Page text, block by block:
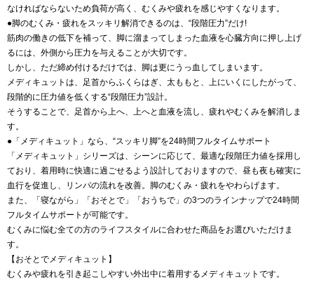
なければならないため負荷が高く、むくみや疲れを感じやすくなります。
●脚のむくみ・疲れをスッキリ解消できるのは、“段階圧力”だけ!
筋肉の働きの低下を補って、脚に溜まってしまった血液を心臓方向に押し上げ
るには、外側から圧力を与えることが大切です。
しかし、ただ締め付けるだけでは、脚は更にうっ血してしまいます。
メディキュットは、足首からふくらはぎ、太ももと、上にいくにしたがって、
段階的に圧力値を低くする“段階圧力”設計。
そうすることで、足首から上へ、上へと血液を流し、疲れやむくみを解消しま
す。
●「メディキュット」なら、“スッキリ脚”を24時間フルタイムサポート
「メディキュット」シリーズは、シーンに応じて、最適な段階圧力値を採用し
ており、着用時に快適に過ごせるよう設計しておりますので、昼も夜も確実に
血行を促進し、リンパの流れを改善。脚のむくみ・疲れをやわらげます。
また、「寝ながら」「おそとで」「おうちで」の3つのラインナップで24時間
フルタイムサポートが可能です。
むくみに悩む全ての方のライフスタイルに合わせた商品をお選びいただけま
す。
【おそとでメディキュット】
むくみや疲れを引き起こしやすい外出中に着用するメディキュットです。